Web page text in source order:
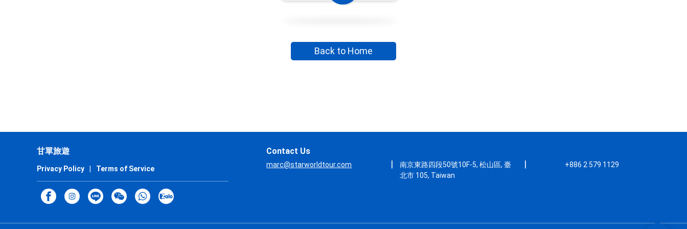
Back to Home
甘單旅遊
Privacy Policy Terms of Service
Contact Us
marc@starworldtour.com |
南京東路四段50號10F-5, 松山區, 臺
北市 105, Taiwan
| +886 2 579 1129